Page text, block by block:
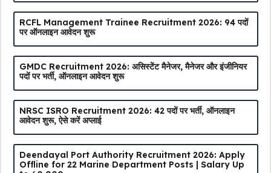
RCFL Management Trainee Recruitment 2026: 94 पदों
पर ऑनलाइन आवेदन शुरू
GMDC Recruitment 2026: असिस्टेंट मैनेजर, मैनेजर और इंजीनियर
पदों पर भर्ती, ऑनलाइन आवेदन शुरू
NRSC ISRO Recruitment 2026: 42 पदों पर भर्ती, ऑनलाइन
आवेदन शुरू, ऐसे करें अप्लाई
Deendayal Port Authority Recruitment 2026: Apply
Offline for 22 Marine Department Posts | Salary Up